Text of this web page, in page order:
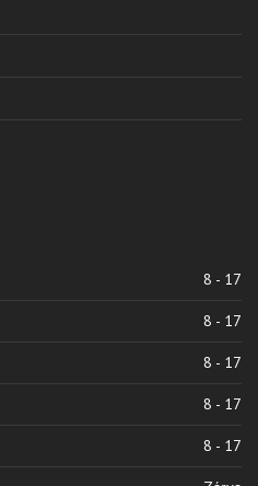
8 - 17
8 - 17
8 - 17
8 - 17
8 - 17